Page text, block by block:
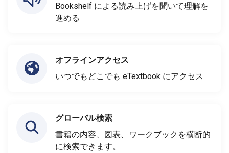
Bookshelf による読み上げを聞いて理解を
進める
オフラインアクセス
いつでもどこでも eTextbook にアクセス
グローバル検索
書籍の内容、図表、ワークブックを横断的
に検索できます。